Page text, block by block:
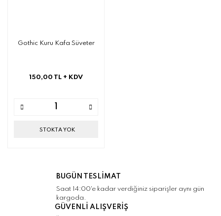
Gothic Kuru Kafa Süveter
150,00 TL + KDV
STOKTA YOK
BUGÜN TESLİMAT
Saat 14:00'e kadar verdiğiniz siparişler aynı gün
kargoda.
GÜVENLİ ALIŞVERİŞ